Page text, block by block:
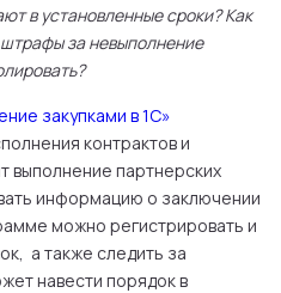
в установленные сроки? Как
за невыполнение
закупками в 1С»
контрактов и
выполнение партнерских
информацию о заключении
можно регистрировать и
а также следить за
навести порядок в